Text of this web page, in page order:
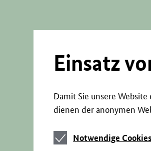
Einsatz
Damit Sie unsere
dienen der anonymen
Notwendige
Cookies
Notwendige